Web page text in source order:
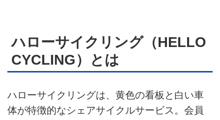
ハローサイクリング（HELLO
CYCLING）とは
ハローサイクリングは、黄色の看板と白い車
体が特徴的なシェアサイクルサービス。会員